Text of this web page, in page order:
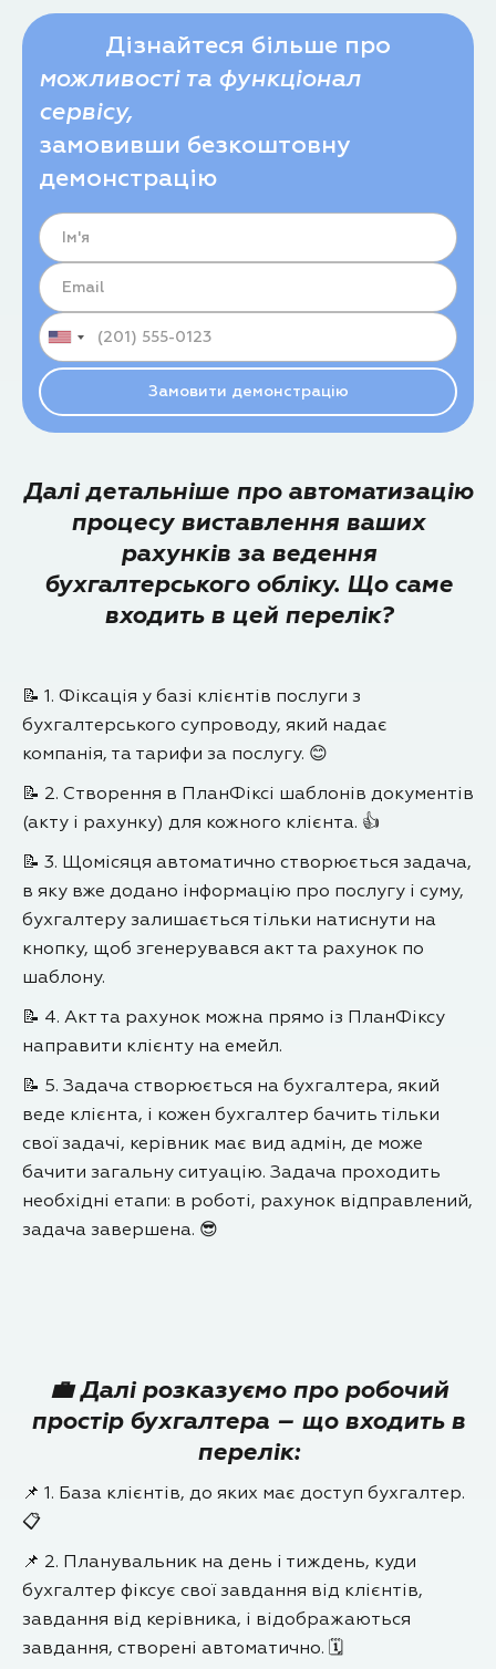
Дізнайтеся більше про
можливості та функціонал
сервісу,
замовивши безкоштовну
демонстрацію
Далі детальніше про автоматизацію
процесу виставлення ваших
рахунків за ведення
бухгалтерського обліку. Що саме
входить в цей перелік?
📝 1. Фіксація у базі клієнтів послуги з
бухгалтерського супроводу, який надає
компанія, та тарифи за послугу. 😊
📝 2. Створення в ПланФіксі шаблонів документів
(акту і рахунку) для кожного клієнта. 👍
📝 3. Щомісяця автоматично створюється задача,
в яку вже додано інформацію про послугу і суму,
бухгалтеру залишається тільки натиснути на
кнопку, щоб згенерувався акт та рахунок по
шаблону.
📝 4. Акт та рахунок можна прямо із ПланФіксу
направити клієнту на емейл.
📝 5. Задача створюється на бухгалтера, який
веде клієнта, і кожен бухгалтер бачить тільки
свої задачі, керівник має вид адмін, де може
бачити загальну ситуацію. Задача проходить
необхідні етапи: в роботі, рахунок відправлений,
задача завершена. 😎
💼 Далі розказуємо про робочий
простір бухгалтера – що входить в
перелік:
📌 1. База клієнтів, до яких має доступ бухгалтер.
📋
📌 2. Планувальник на день і тиждень, куди
бухгалтер фіксує свої завдання від клієнтів,
завдання від керівника, і відображаються
завдання, створені автоматично. 🗓️